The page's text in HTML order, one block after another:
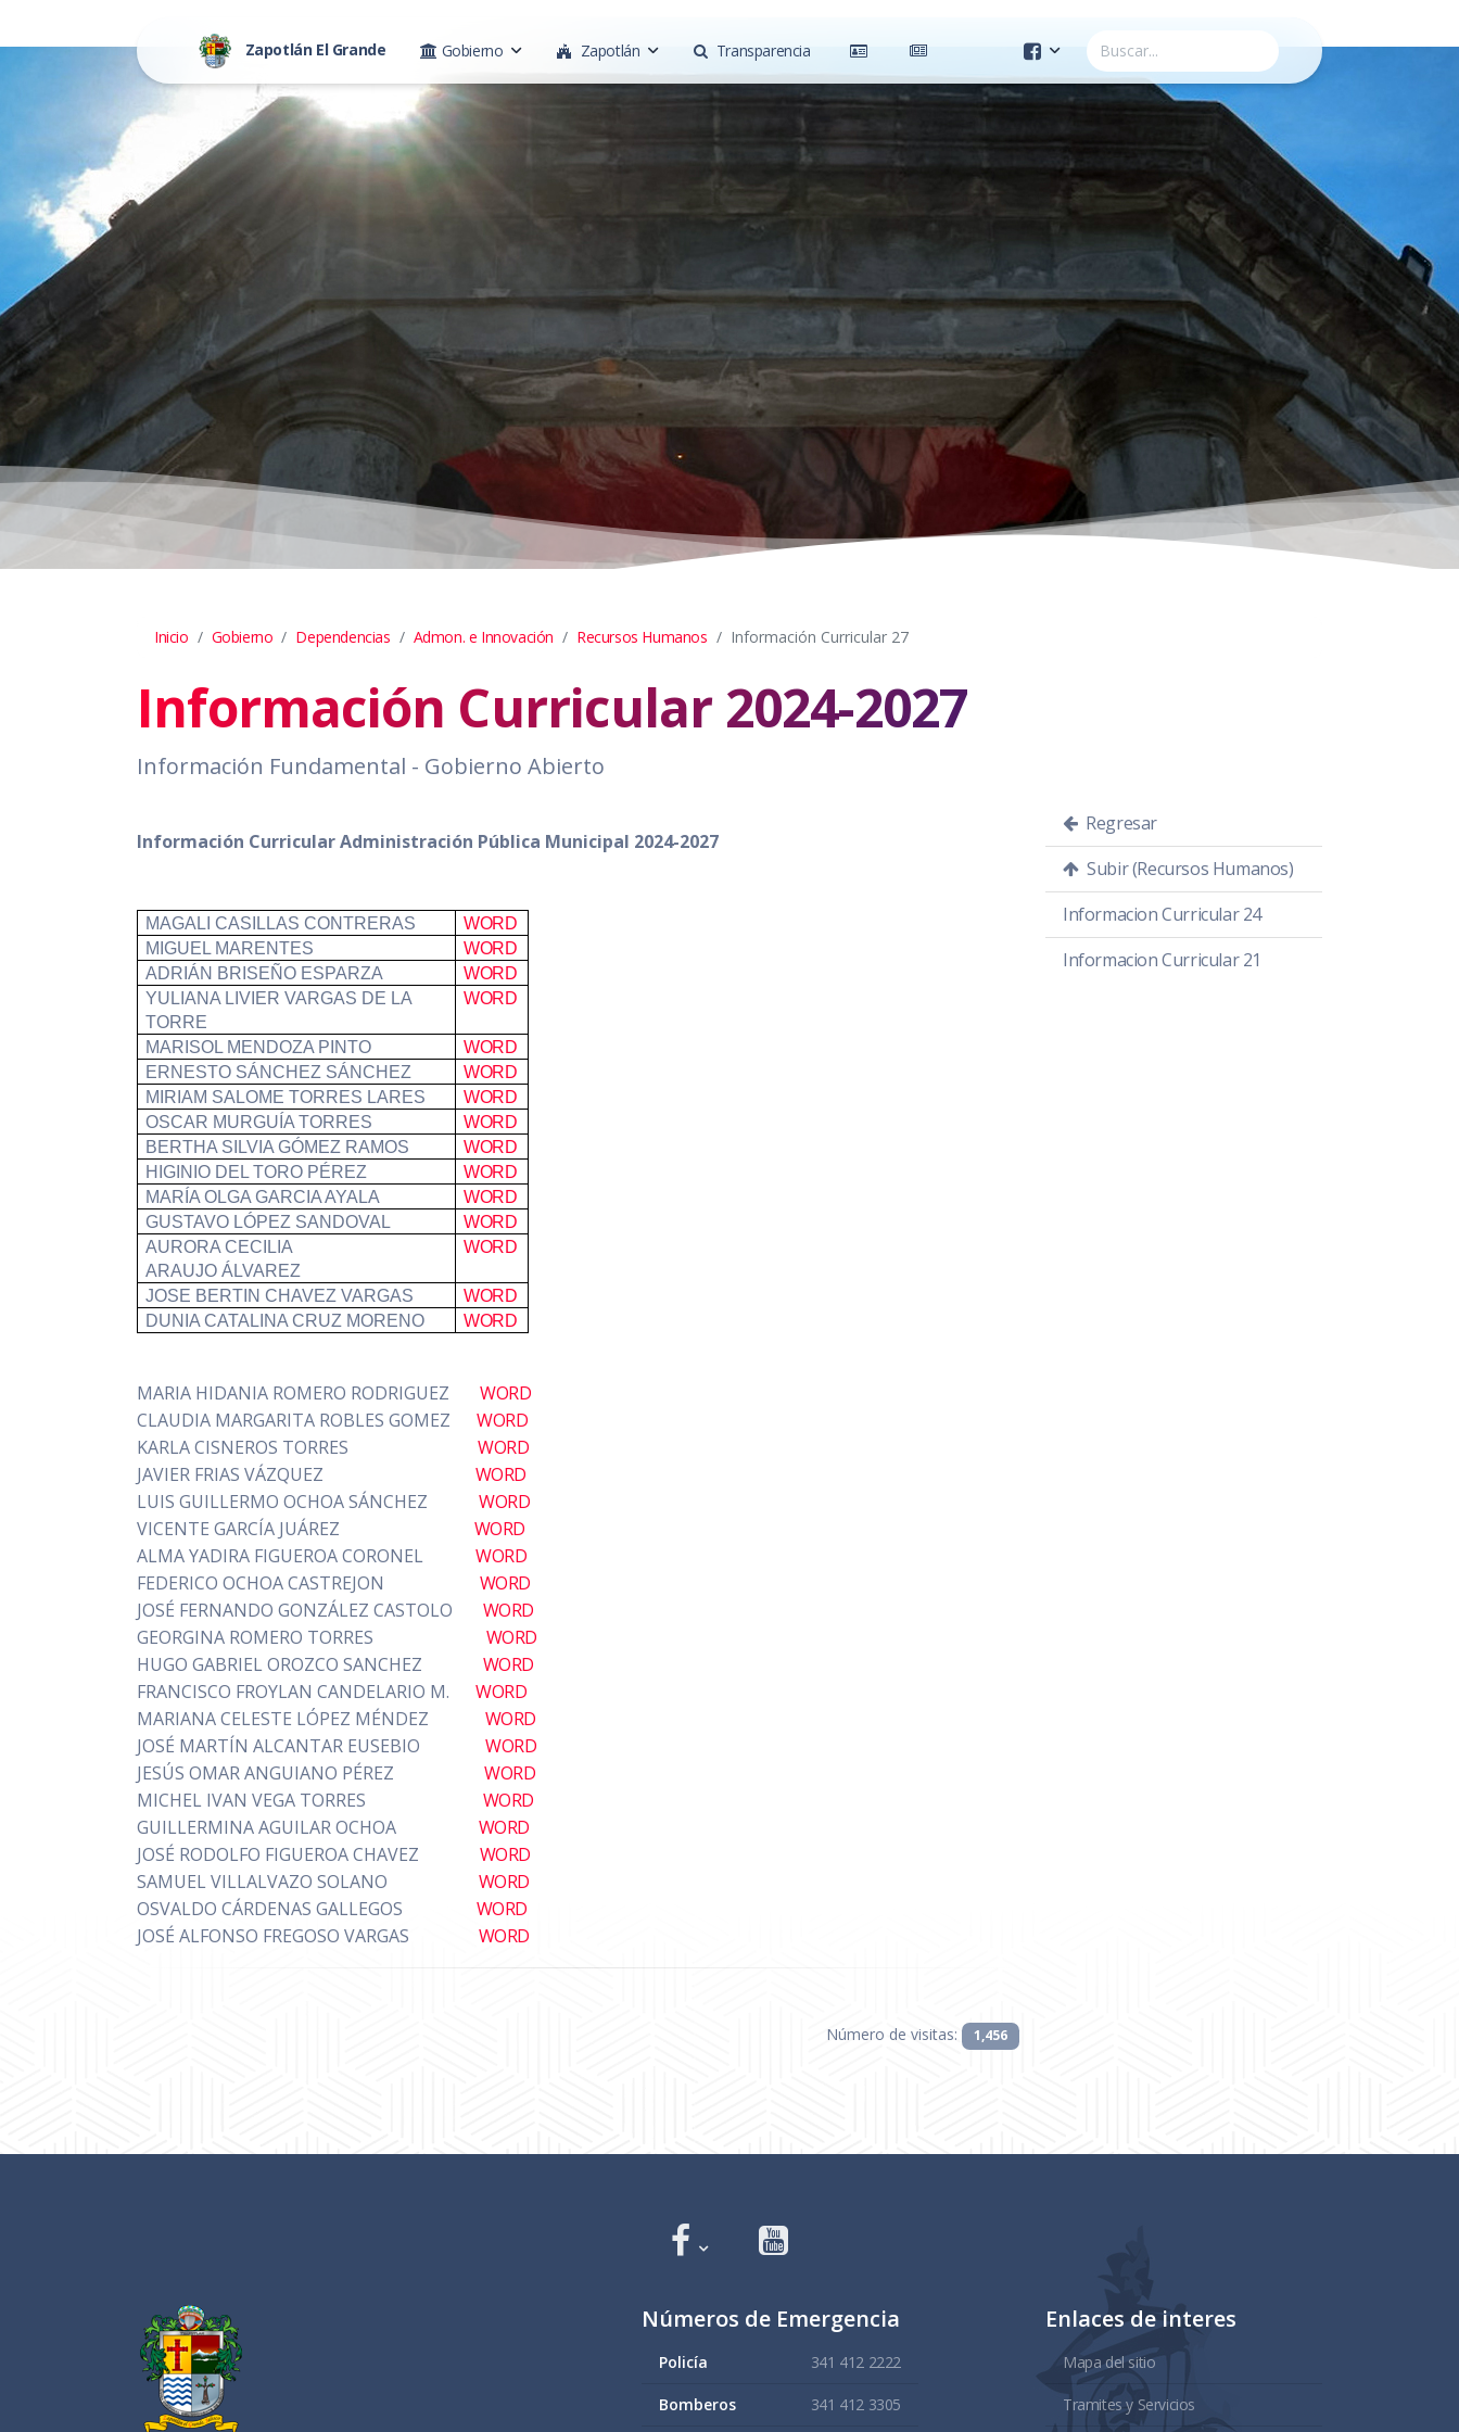
Zapotlán El Grande Gobierno Zapotlán Transparencia
Construcción de Comunidad
Servicios Públicos
Instituto de la Mujer
Tránsito y Vialidad
Gestión de la Ciudad
Youtube
Inicio Gobierno Dependencias Admon. e Innovación Recursos Humanos Información Curricular 27
Información Curricular 2024-2027
Información Fundamental - Gobierno Abierto
Información Curricular Administración Pública Municipal 2024-2027
MAGALI CASILLAS CONTRERAS
WORD
MIGUEL MARENTES
WORD
ADRIÁN BRISEÑO ESPARZA
WORD
YULIANA LIVIER VARGAS DE LA
TORRE
WORD
MARISOL MENDOZA PINTO
WORD
ERNESTO SÁNCHEZ SÁNCHEZ
WORD
MIRIAM SALOME TORRES LARES
WORD
OSCAR MURGUÍA TORRES
WORD
BERTHA SILVIA GÓMEZ RAMOS
WORD
HIGINIO DEL TORO PÉREZ
WORD
MARÍA OLGA GARCIA AYALA
WORD
GUSTAVO LÓPEZ SANDOVAL
WORD
AURORA CECILIA
ARAUJO ÁLVAREZ
WORD
JOSE BERTIN CHAVEZ VARGAS
WORD
DUNIA CATALINA CRUZ MORENO
WORD
MARIA HIDANIA ROMERO RODRIGUEZ WORD
CLAUDIA MARGARITA ROBLES GOMEZ WORD
KARLA CISNEROS TORRES
WORD
JAVIER FRIAS VÁZQUEZ
WORD
LUIS GUILLERMO OCHOA SÁNCHEZ
WORD
VICENTE GARCÍA JUÁREZ
WORD
ALMA YADIRA FIGUEROA CORONEL WORD
FEDERICO OCHOA CASTREJON
WORD
JOSÉ FERNANDO GONZÁLEZ CASTOLO
WORD
GEORGINA ROMERO TORRES
WORD
HUGO GABRIEL OROZCO SANCHEZ
WORD
FRANCISCO FROYLAN CANDELARIO M. WORD
MARIANA CELESTE LÓPEZ MÉNDEZ
WORD
JOSÉ MARTÍN ALCANTAR EUSEBIO WORD
JESÚS OMAR ANGUIANO PÉREZ
WORD
MICHEL IVAN VEGA TORRES
WORD
GUILLERMINA AGUILAR OCHOA
WORD
JOSÉ RODOLFO FIGUEROA CHAVEZ
WORD
SAMUEL VILLALVAZO SOLANO
WORD
OSVALDO CÁRDENAS GALLEGOS
WORD
JOSÉ ALFONSO FREGOSO VARGAS
WORD
Número de visitas: 1,456
Regresar
Subir (Recursos Humanos)
Informacion Curricular 24
Informacion Curricular 21
Números de Emergencia
Policía 341 412 2222
Bomberos 341 412 3305
Enlaces de interes
Mapa del sitio
Tramites y Servicios